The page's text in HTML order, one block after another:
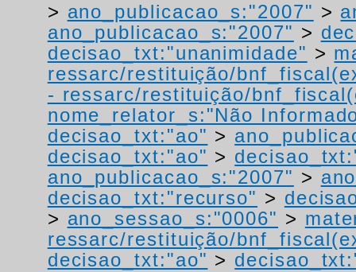
> ano_publicacao_s:"2007" >
ano_publicacao_s:"2007" >
decisao_txt:"unanimidade" >
ressarc/restituição/
- ressarc/restituição/
nome_relator_s:"Não
decisao_txt:"ao" >
decisao_txt:"ao" >
ano_publicacao_s:"2007" >
decisao_txt:"recurso" >
> ano_sessao_s:"0006" >
ressarc/restituição/
decisao_txt:"ao" >